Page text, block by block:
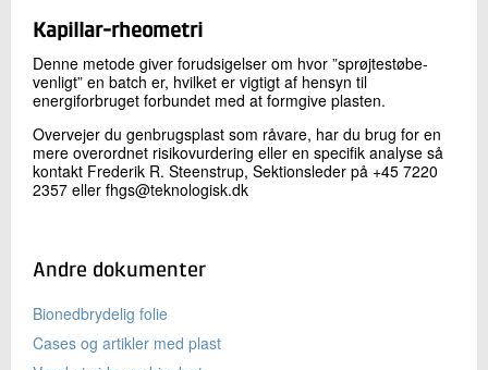
Kapillar-rheometri
Denne metode giver forudsigelser om hvor ”sprøjtestøbe-
venligt” en batch er, hvilket er vigtigt af hensyn til
energiforbruget forbundet med at formgive plasten.
Overvejer du genbrugsplast som råvare, har du brug for en
mere overordnet risikovurdering eller en specifik analyse så
kontakt Frederik R. Steenstrup, Sektionsleder på +45 7220
2357 eller fhgs@teknologisk.dk
Andre dokumenter
Bionedbrydelig folie
Cases og artikler med plast